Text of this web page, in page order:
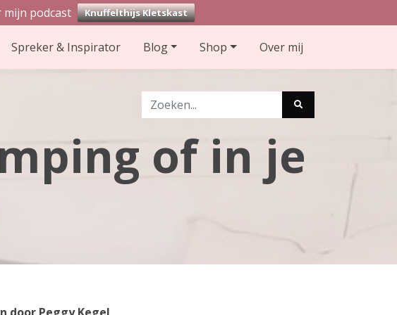
mijn podcast Knuffelthijs Kletskast
Spreker & Inspirator Blog Shop Over mij
of in je